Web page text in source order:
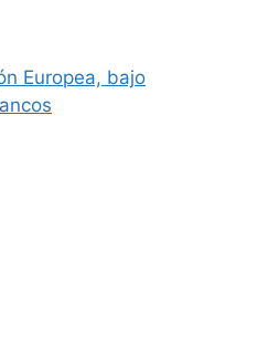
Europea, bajo